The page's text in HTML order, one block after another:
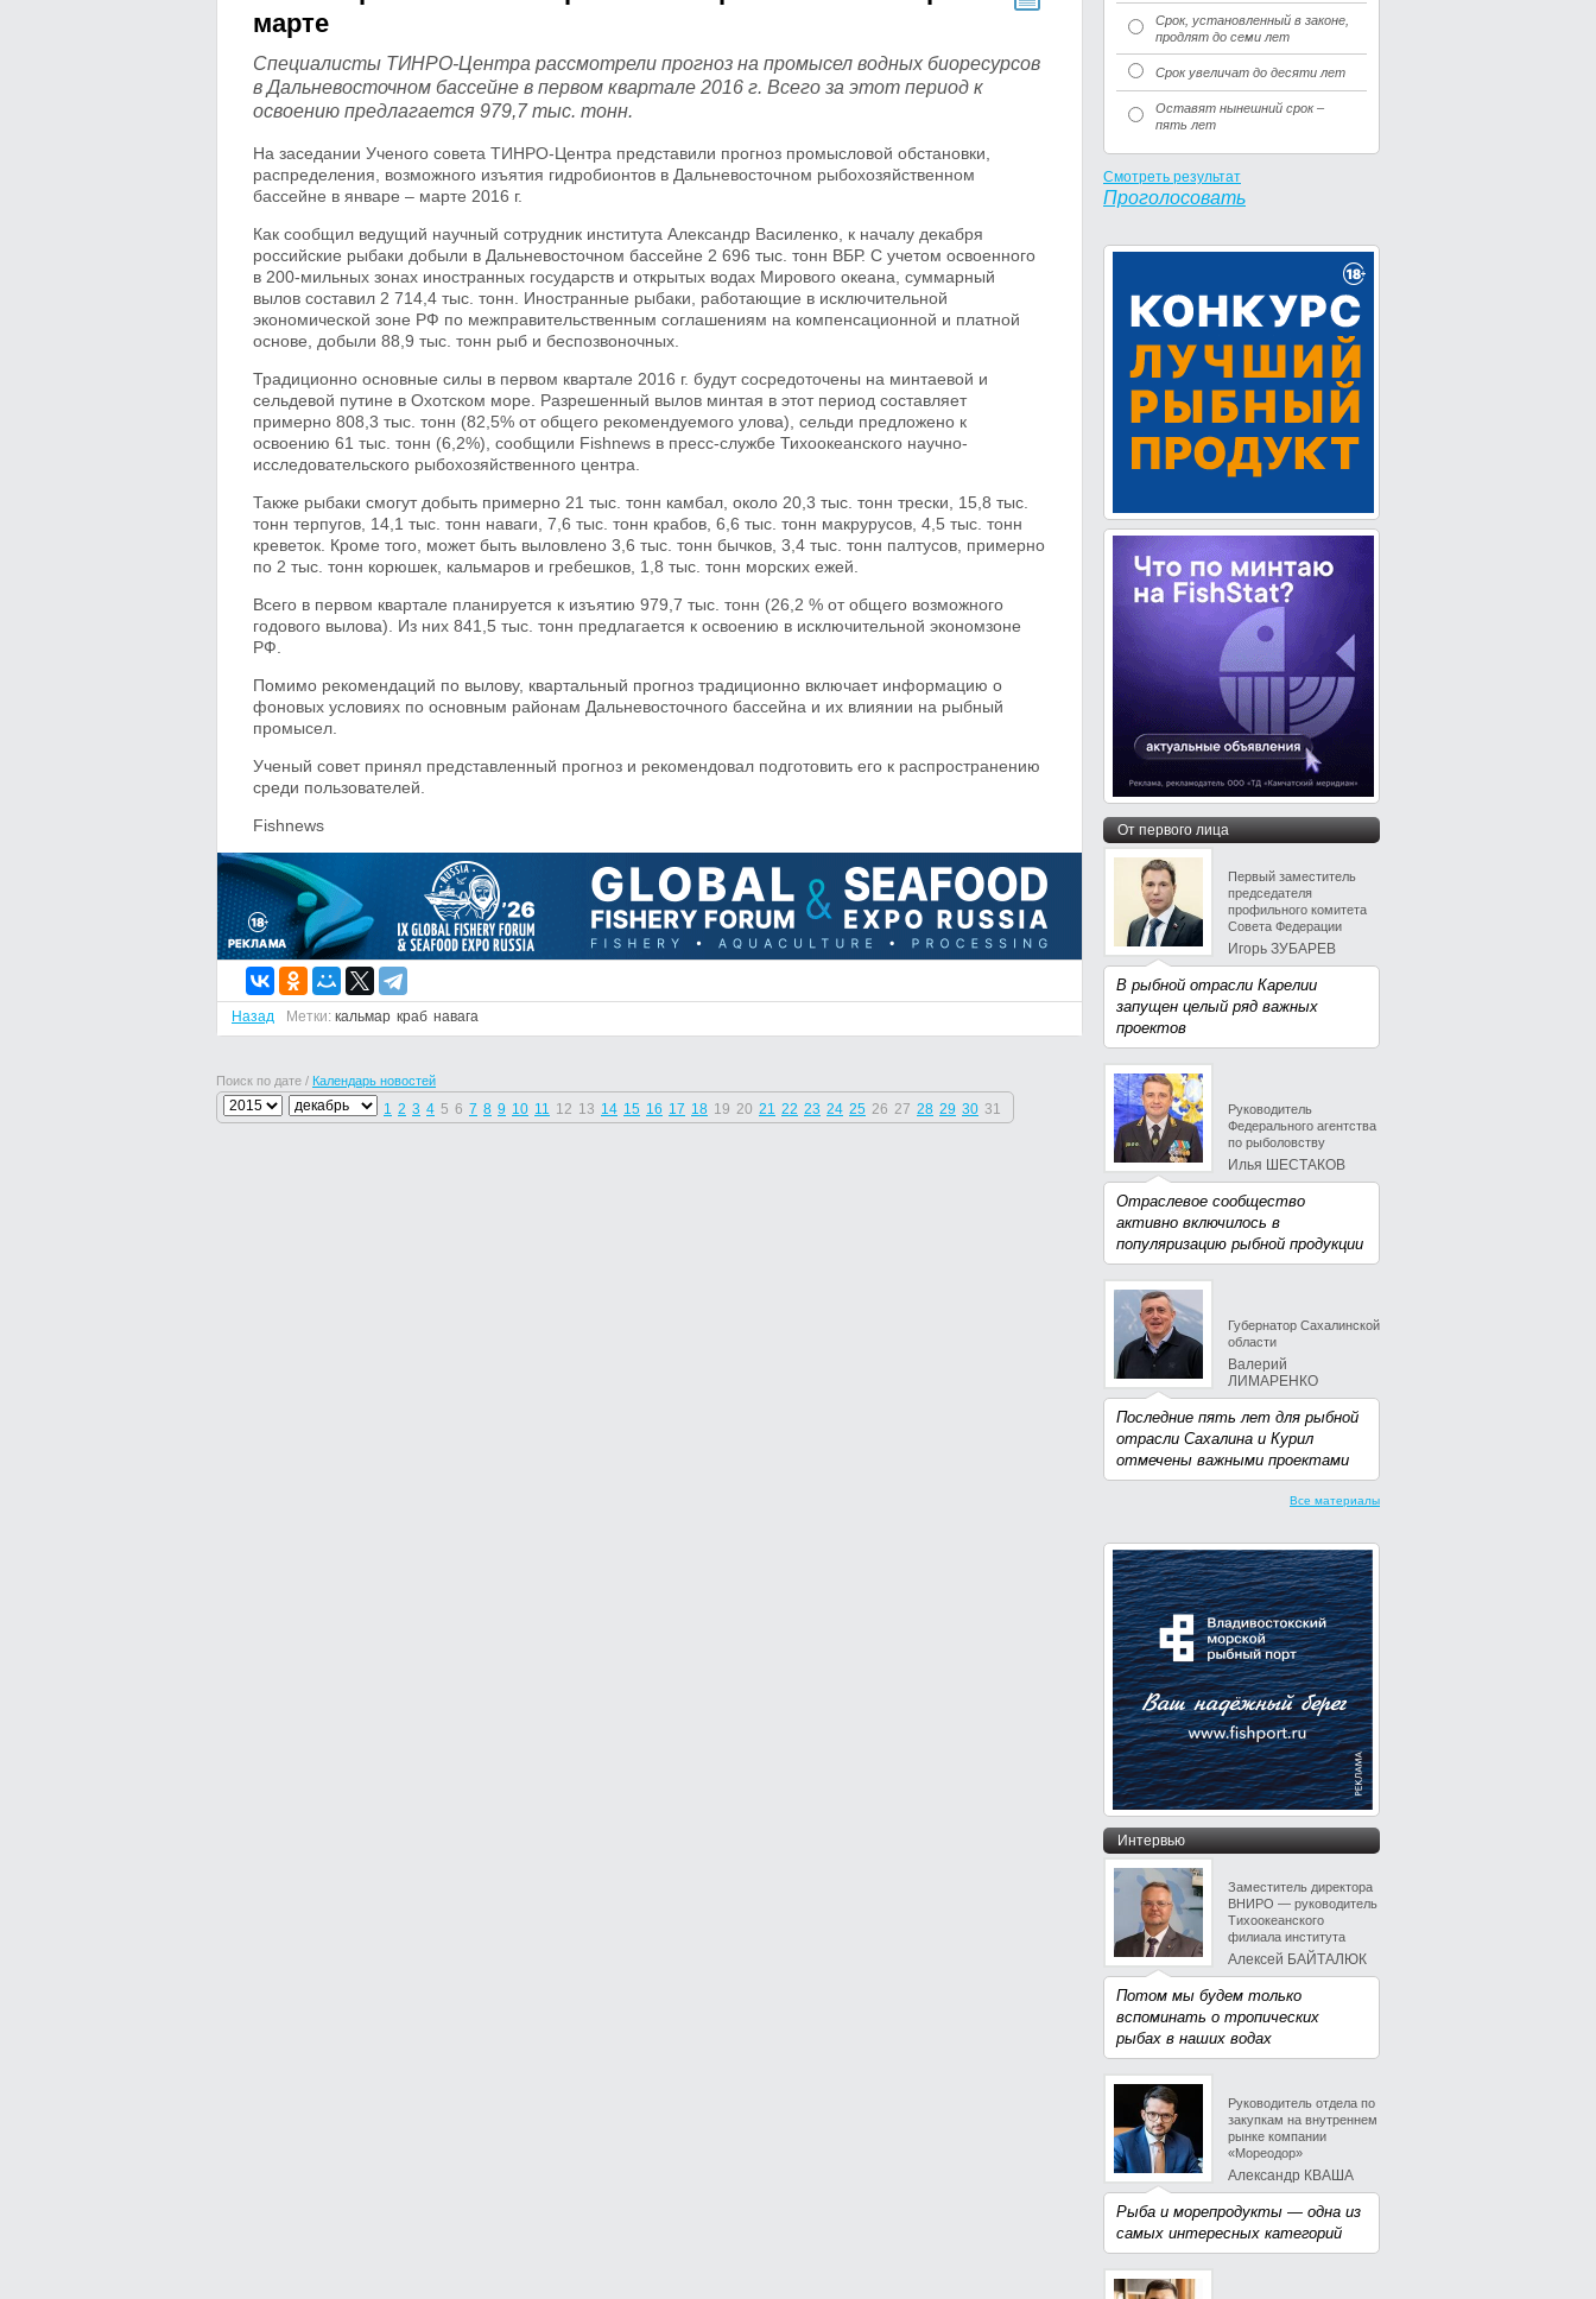
марте
Специалисты ТИНРО-Центра рассмотрели прогноз на промысел водных биоресурсов
в Дальневосточном бассейне в первом квартале 2016 г. Всего за этот период к
освоению предлагается 979,7 тыс. тонн.
На заседании Ученого совета ТИНРО-Центра представили прогноз промысловой обстановки,
распределения, возможного изъятия гидробионтов в Дальневосточном рыбохозяйственном
бассейне в январе – марте 2016 г.
Как сообщил ведущий научный сотрудник института Александр Василенко, к началу декабря
российские рыбаки добыли в Дальневосточном бассейне 2 696 тыс. тонн ВБР. С учетом освоенного
в 200-мильных зонах иностранных государств и открытых водах Мирового океана, суммарный
вылов составил 2 714,4 тыс. тонн. Иностранные рыбаки, работающие в исключительной
экономической зоне РФ по межправительственным соглашениям на компенсационной и платной
основе, добыли 88,9 тыс. тонн рыб и беспозвоночных.
Традиционно основные силы в первом квартале 2016 г. будут сосредоточены на минтаевой и
сельдевой путине в Охотском море. Разрешенный вылов минтая в этот период составляет
примерно 808,3 тыс. тонн (82,5% от общего рекомендуемого улова), сельди предложено к
освоению 61 тыс. тонн (6,2%), сообщили Fishnews в пресс-службе Тихоокеанского научно-
исследовательского рыбохозяйственного центра.
Также рыбаки смогут добыть примерно 21 тыс. тонн камбал, около 20,3 тыс. тонн трески, 15,8 тыс.
тонн терпугов, 14,1 тыс. тонн наваги, 7,6 тыс. тонн крабов, 6,6 тыс. тонн макрурусов, 4,5 тыс. тонн
креветок. Кроме того, может быть выловлено 3,6 тыс. тонн бычков, 3,4 тыс. тонн палтусов, примерно
по 2 тыс. тонн корюшек, кальмаров и гребешков, 1,8 тыс. тонн морских ежей.
Всего в первом квартале планируется к изъятию 979,7 тыс. тонн (26,2 % от общего возможного
годового вылова). Из них 841,5 тыс. тонн предлагается к освоению в исключительной экономзоне
РФ.
Помимо рекомендаций по вылову, квартальный прогноз традиционно включает информацию о
фоновых условиях по основным районам Дальневосточного бассейна и их влиянии на рыбный
промысел.
Ученый совет принял представленный прогноз и рекомендовал подготовить его к распространению
среди пользователей.
Fishnews
Назад Метки: кальмар краб навага
Поиск по дате / Календарь новостей
1 2 3 4 5 6 7 8 9 10 11 12 13 14 15 16 17 18 19 20 21 22 23 24 25 26 27 28 29 30 31
Срок, установленный в законе,
продлят до семи лет
Срок увеличат до десяти лет
Оставят нынешний срок –
пять лет
Смотреть результат
Проголосовать
От первого лица
Первый заместитель
председателя
профильного комитета
Совета Федерации
Игорь ЗУБАРЕВ
В рыбной отрасли Карелии
запущен целый ряд важных
проектов
Руководитель
Федерального агентства
по рыболовству
Илья ШЕСТАКОВ
Отраслевое сообщество
активно включилось в
популяризацию рыбной продукции
Губернатор Сахалинской
области
Валерий
ЛИМАРЕНКО
Последние пять лет для рыбной
отрасли Сахалина и Курил
отмечены важными проектами
Все материалы
Интервью
Заместитель директора
ВНИРО — руководитель
Тихоокеанского
филиала института
Алексей БАЙТАЛЮК
Потом мы будем только
вспоминать о тропических
рыбах в наших водах
Руководитель отдела по
закупкам на внутреннем
рынке компании
«Мореодор»
Александр КВАША
Рыба и морепродукты — одна из
самых интересных категорий